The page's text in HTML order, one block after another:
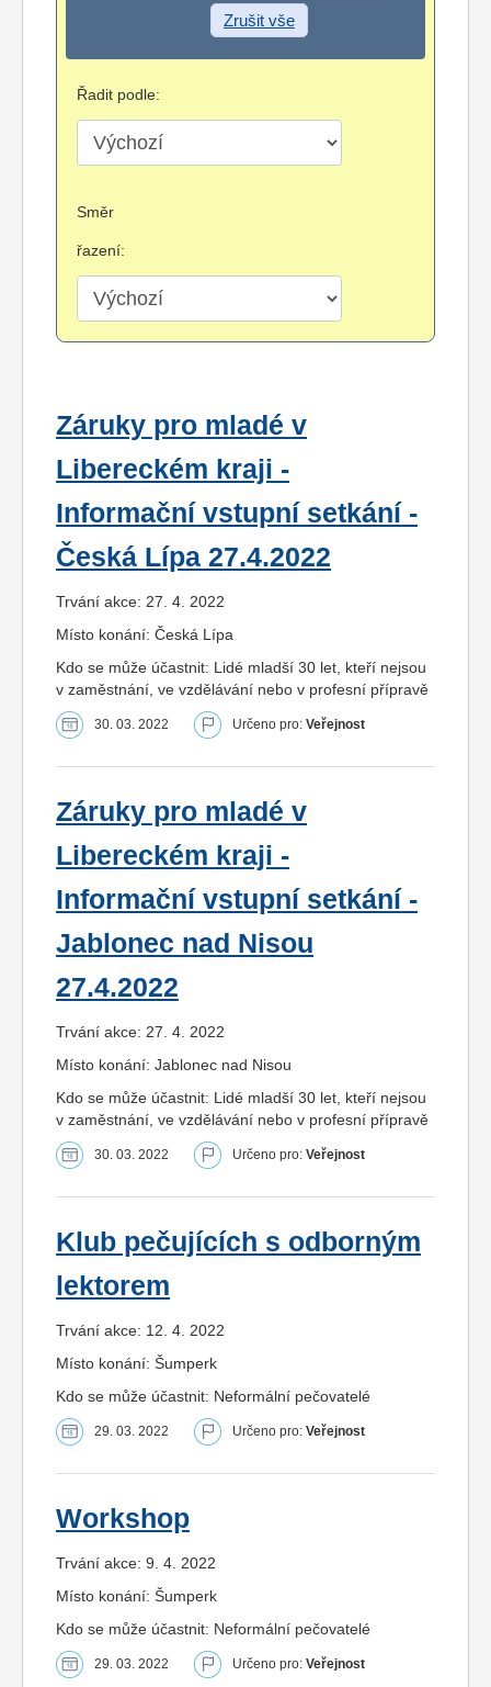
Zrušit vše
Řadit podle:
Směr
řazení:
Záruky pro mladé v
Libereckém kraji -
Informační vstupní setkání -
Česká Lípa 27.4.2022
Trvání akce: 27. 4. 2022
Místo konání: Česká Lípa
Kdo se může účastnit: Lidé mladší 30 let, kteří nejsou
v zaměstnání, ve vzdělávání nebo v profesní přípravě
30. 03. 2022 Určeno pro: Veřejnost
Záruky pro mladé v
Libereckém kraji -
Informační vstupní setkání -
Jablonec nad Nisou
27.4.2022
Trvání akce: 27. 4. 2022
Místo konání: Jablonec nad Nisou
Kdo se může účastnit: Lidé mladší 30 let, kteří nejsou
v zaměstnání, ve vzdělávání nebo v profesní přípravě
30. 03. 2022 Určeno pro: Veřejnost
Klub pečujících s odborným
lektorem
Trvání akce: 12. 4. 2022
Místo konání: Šumperk
Kdo se může účastnit: Neformální pečovatelé
29. 03. 2022 Určeno pro: Veřejnost
Workshop
Trvání akce: 9. 4. 2022
Místo konání: Šumperk
Kdo se může účastnit: Neformální pečovatelé
29. 03. 2022 Určeno pro: Veřejnost